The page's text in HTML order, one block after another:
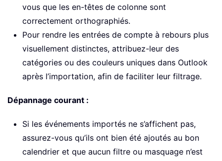
vous que les en-têtes de colonne sont
correctement orthographiés.
Pour rendre les entrées de compte à rebours plus
visuellement distinctes, attribuez-leur des
catégories ou des couleurs uniques dans Outlook
après l’importation, afin de faciliter leur filtrage.
Dépannage courant :
Si les événements importés ne s’affichent pas,
assurez-vous qu’ils ont bien été ajoutés au bon
calendrier et que aucun filtre ou masquage n’est